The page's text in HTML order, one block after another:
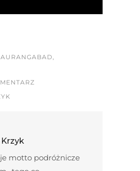
AURANGABAD
Krzyk
motto podróżnicze